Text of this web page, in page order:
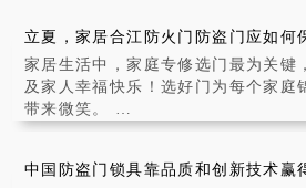
立夏，家居合江防火门防盗门应如何
家居生活中，家庭专修选门最为关键
及家人幸福快乐！选好门为每个家庭
带来微笑。
中国防盗门锁具靠品质和创新技术赢